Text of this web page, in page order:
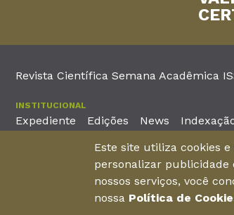
Revista Científica Semana Acadêmica
INSTITUCIONAL
Expediente Edições News
Unieducar Inteligência Educacional Ltda
CNPJ: 05.569.970/0001-26
Av.
Este site utiliza cookies
personalizar publicidade
nossos serviços, você
nossa Política de